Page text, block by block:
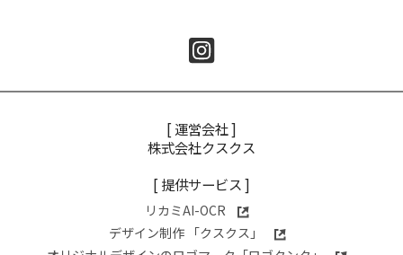
[ 運営会社 ]
株式会社クスクス
[ 提供サービス ]
リカミAI-OCR
デザイン制作 「クスクス」